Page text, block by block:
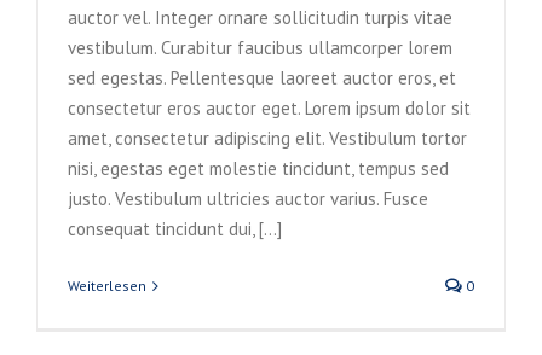
auctor vel. Integer ornare sollicitudin turpis vitae
vestibulum. Curabitur faucibus ullamcorper lorem
sed egestas. Pellentesque laoreet auctor eros, et
consectetur eros auctor eget. Lorem ipsum dolor sit
amet, consectetur adipiscing elit. Vestibulum tortor
nisi, egestas eget molestie tincidunt, tempus sed
justo. Vestibulum ultricies auctor varius. Fusce
consequat tincidunt dui, [...]
Weiterlesen 0